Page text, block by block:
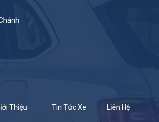
Thiệu Tin Tức Xe Liên Hệ